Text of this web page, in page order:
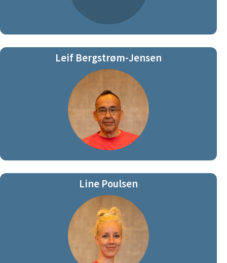
Leif Bergstrøm-Jensen
Line Poulsen